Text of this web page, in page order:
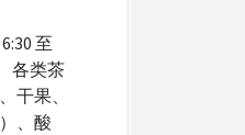
至
各类茶
干果、
、酸